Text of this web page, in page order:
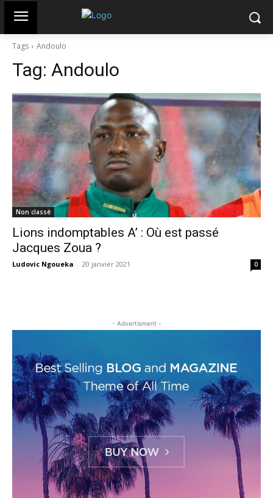
Tags Andoulo
Tag: Andoulo
Non classé
Lions indomptables A’ : Où est passé
Jacques Zoua ?
Ludovic Ngoueka - 20 janvier 2021 0
- Advertisment -